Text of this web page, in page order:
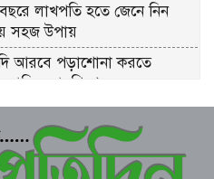
লাখপতি হতে জেনে নিন
সহজ উপায়
আরবে পড়াশোনা করতে
স্কলারশিপে
পশমে সওয়াব: ইসলাম কী